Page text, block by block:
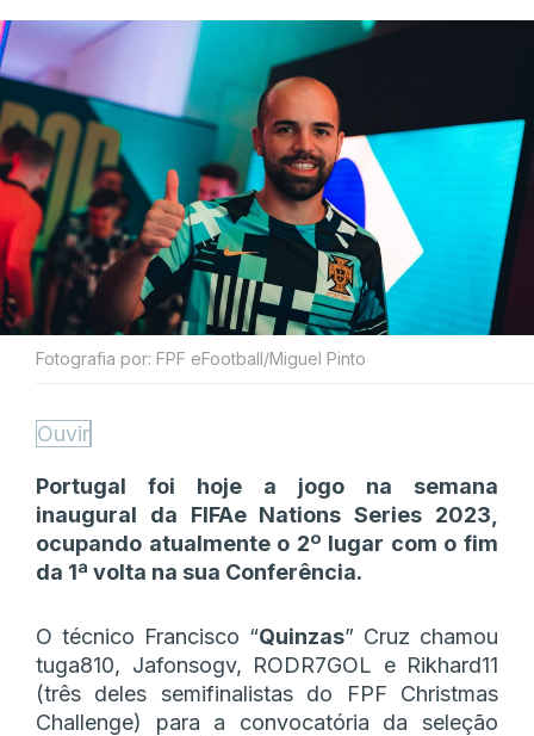
Fotografia por: FPF eFootball/Miguel Pinto
Ouvir
Portugal foi hoje a jogo na semana
inaugural da FIFAe Nations Series 2023,
ocupando atualmente o 2º lugar com o fim
da 1ª volta na sua Conferência.
O técnico Francisco “Quinzas” Cruz chamou
tuga810, Jafonsogv, RODR7GOL e Rikhard11
(três deles semifinalistas do FPF Christmas
Challenge) para a convocatória da seleção